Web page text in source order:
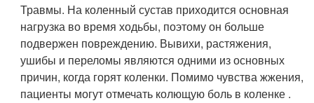
Травмы. На коленный сустав приходится основная
нагрузка во время ходьбы, поэтому он больше
подвержен повреждению. Вывихи, растяжения,
ушибы и переломы являются одними из основных
причин, когда горят коленки. Помимо чувства жжения,
пациенты могут отмечать колющую боль в коленке .